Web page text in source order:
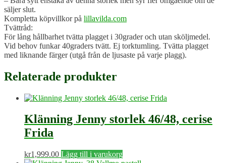
säljer slut.
Kompletta köpvillkor på lillavilda.com
Tvättråd:
För lång hållbarhet tvätta plagget i 30grader och utan sköljmedel.
Vid behov funkar 40graders tvätt. Ej torktumling. Tvätta plagget
med liknande färger (utgå från de ljusaste på varje plagg).
Relaterade produkter
Klänning Jenny storlek 46/48, cerise
Frida
kr1,999.00 Lägg till i varukorg